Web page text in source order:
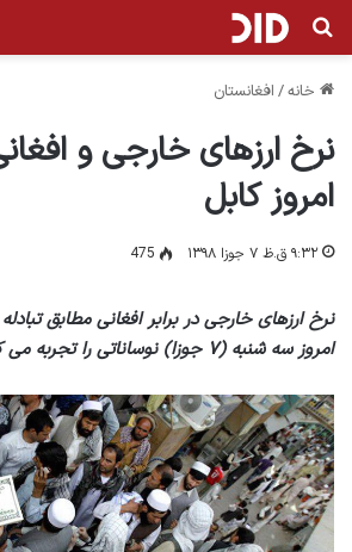
جستجو برای
خانه/ افغانستان
نرخ ارزهای خارجی و
امروز کابل
۹:۳۲ ق.ظ ۷ جوزا ۱۳۹۸ 475
نرخ ارزهای خارجی در برابر افغانی مطابق
امروز سه شنبه (۷ جوزا) نوساناتی را تجربه می کند.